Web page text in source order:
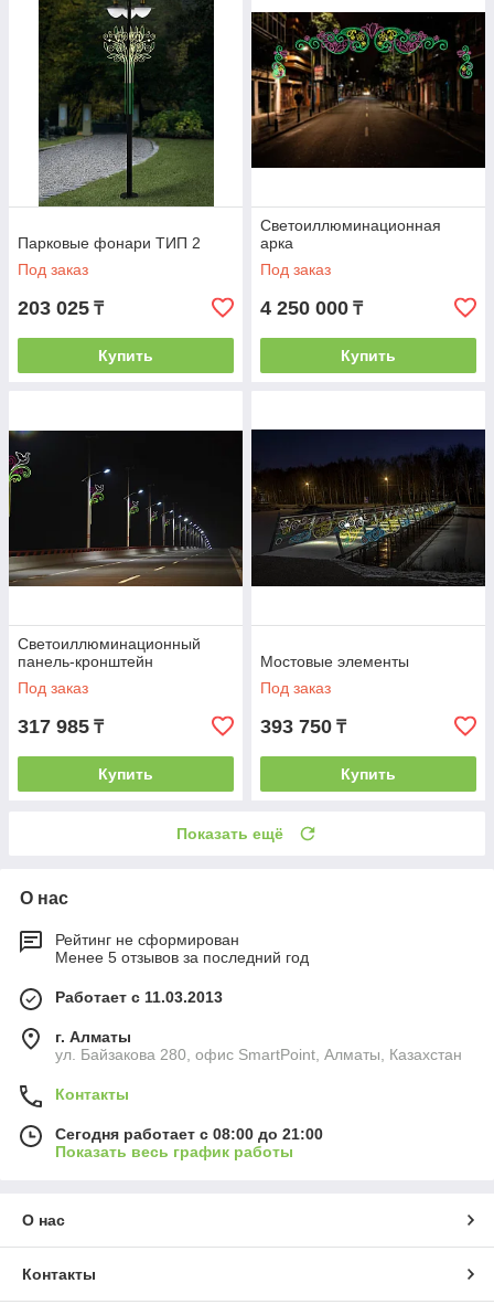
Парковые фонари ТИП 2
Под заказ
203 025 ₸
Купить
Светоиллюминационная
арка
Под заказ
4 250 000 ₸
Купить
Светоиллюминационный
панель-кронштейн
Под заказ
317 985 ₸
Купить
Мостовые элементы
Под заказ
393 750 ₸
Купить
Показать ещё
О нас
Рейтинг не сформирован
Менее 5 отзывов за последний год
Работает с 11.03.2013
г. Алматы
ул. Байзакова 280, офис SmartPoint, Алматы, Казахстан
Контакты
Сегодня работает с 08:00 до 21:00
Показать весь график работы
О нас
Контакты